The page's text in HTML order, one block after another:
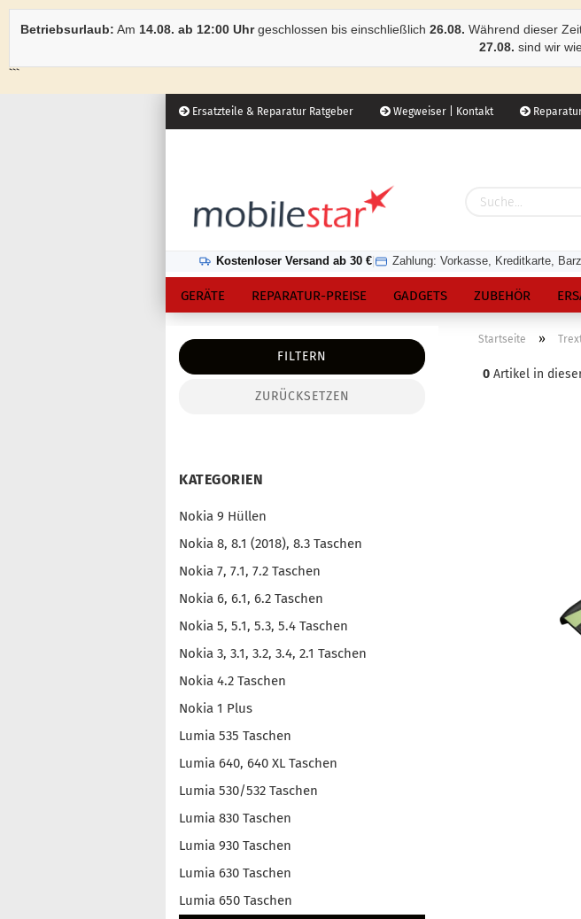
Ersatzteile & Reparatur Ratgeber Wegweiser | Kontakt
Kostenloser Versand ab 30 € Zahlung: Vorkasse, Kreditkarte,
Betriebsurlaub: Am 14.08. ab 12:00 Uhrgeschlossen bis einschließlich 26.08. Während dieser
27.08. sind wir
```
GERÄTE REPARATUR-PREISE GADGETS ZUBEHÖR
Startseite »
0 Artikel in
FILTERN
ZURÜCKSETZEN
KATEGORIEN
Nokia 9 Hüllen
Nokia 8, 8.1 (2018), 8.3 Taschen
Nokia 7, 7.1, 7.2 Taschen
Nokia 6, 6.1, 6.2 Taschen
Nokia 5, 5.1, 5.3, 5.4 Taschen
Nokia 3, 3.1, 3.2, 3.4, 2.1 Taschen
Nokia 4.2 Taschen
Nokia 1 Plus
Lumia 535 Taschen
Lumia 640, 640 XL Taschen
Lumia 530/532 Taschen
Lumia 830 Taschen
Lumia 930 Taschen
Lumia 630 Taschen
Lumia 650 Taschen